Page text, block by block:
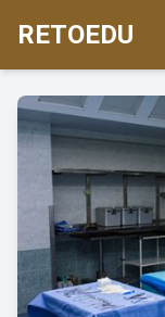
RETOEDU